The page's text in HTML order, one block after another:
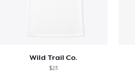
Wild Trail Co.
$23